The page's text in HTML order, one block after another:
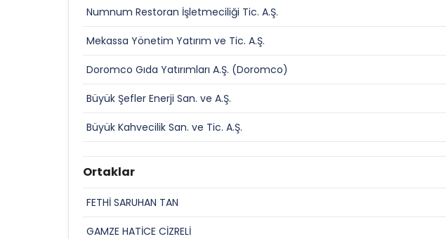
Numnum Restoran İşletmeciliği Tic. A.Ş.
Mekassa Yönetim Yatırım ve Tic. A.Ş.
Doromco Gıda Yatırımları A.Ş. (Doromco)
Büyük Şefler Enerji San. ve A.Ş.
Büyük Kahvecilik San. ve Tic. A.Ş.
Ortaklar
FETHİ SARUHAN TAN
GAMZE HATİCE CİZRELİ